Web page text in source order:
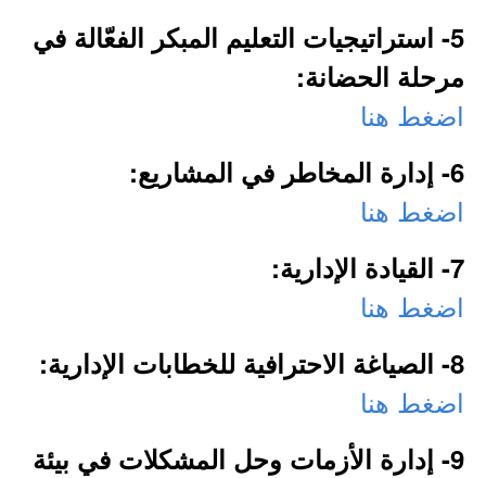
5- استراتيجيات التعليم المبكر الفعّالة في
مرحلة الحضانة:
اضغط هنا
6- إدارة المخاطر في المشاريع:
اضغط هنا
7- القيادة الإدارية:
اضغط هنا
8- الصياغة الاحترافية للخطابات الإدارية:
اضغط هنا
9- إدارة الأزمات وحل المشكلات في بيئة